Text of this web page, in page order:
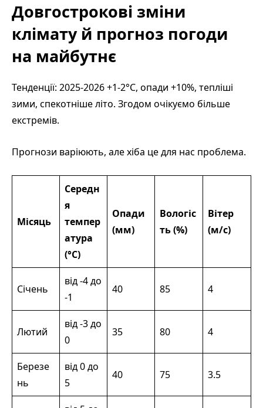
Довгострокові зміни
клімату й прогноз погоди
на майбутнє
Тенденції: 2025-2026 +1-2°C, опади +10%, тепліші
зими, спекотніше літо. Згодом очікуємо більше
екстремів.
Прогнози варіюють, але хіба це для нас проблема.
Місяць
Середн
я
темпер
атура
(°C)
Опади
(мм)
Вологіс
ть (%)
Вітер
(м/с)
Січень
від -4 до
-1
40 85 4
Лютий
від -3 до
0
35 80 4
Березе
нь
від 0 до
5
40 75 3.5